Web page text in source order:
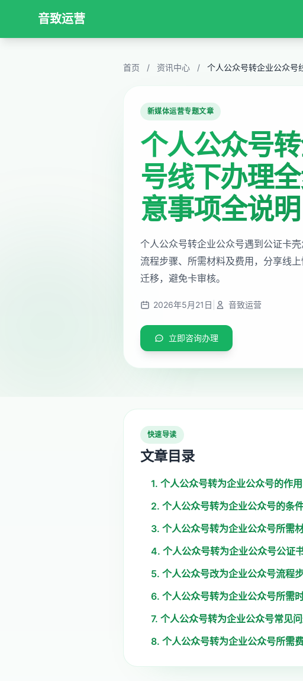
音致运营
首页 / 资讯中心 /
新媒体运营专题文章
个人公众号
号线下办理
意事项全说明
个人公众号转企业公众号遇到公证卡壳
流程步骤、所需材料及费用，分享线
迁移，避免卡审核。
2026年5月21日 音致运营
立即咨询办理
快速导读
文章目录
1. 个人公众号转为企业公众号的作用
2. 个人公众号转为企业公众号的条
3. 个人公众号转为企业公众号所需
4. 个人公众号转为企业公众号公证
5. 个人公众号改为企业公众号流程
6. 个人公众号转为企业公众号所需
7. 个人公众号转为企业公众号常见
8. 个人公众号转为企业公众号所需